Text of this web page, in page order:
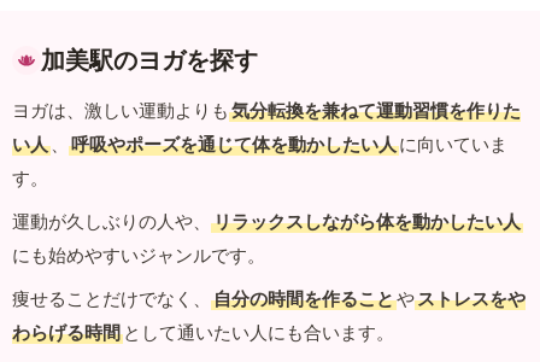
加美駅のヨガを探す
ヨガは、激しい運動よりも 気分転換を兼ねて運動習慣を作りた
い人 、 呼吸やポーズを通じて体を動かしたい人に向いていま
す。
運動が久しぶりの人や、
リラックスしながら体を動かしたい人
にも始めやすいジャンルです。
痩せることだけでなく、
自分の時間を作ることやストレスをや
わらげる時間 として通いたい人にも合います。